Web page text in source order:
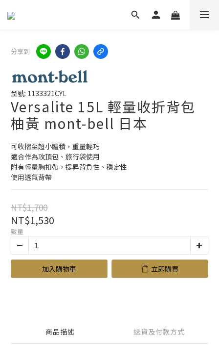
分享到
型號: 1133321CYL
Versalite 15L 輕量收折背包
柚黃 mont-bell 日本
可收摺至超小體積，重量輕巧
適合作為攻頂包、旅行袋使用
附有輕量胸扣帶，提昇背負性、穩定性
使用透氣背帶
NT$1,700
NT$1,530
數量
加入購物車 立即購買
商品描述 送貨及付款方式